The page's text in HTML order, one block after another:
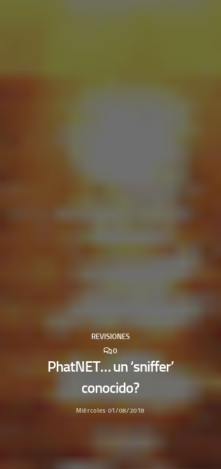
REVISIONES
0
PhatNET… un ‘sniffer’
conocido?
Miércoles 01/08/2018